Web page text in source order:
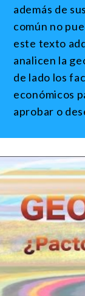
además de
común no
este texto
analicen la
de lado los
económicos
aprobar o